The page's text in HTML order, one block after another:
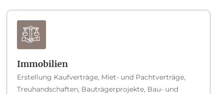
Immobilien
Erstellung Kaufverträge, Miet- und Pachtverträ­ge,
Treuhandschaften, Bauträgerprojekte, Bau- und